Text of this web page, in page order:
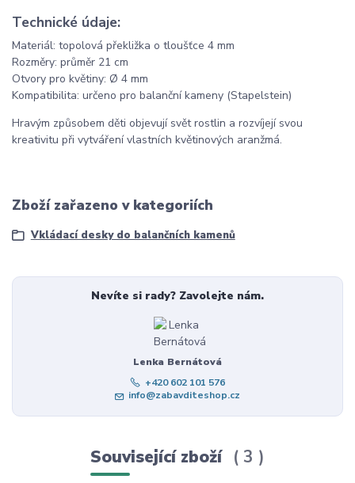
Technické údaje:
Materiál: topolová překližka o tloušťce 4 mm
Rozměry: průměr 21 cm
Otvory pro květiny: Ø 4 mm
Kompatibilita: určeno pro balanční kameny (Stapelstein)
Hravým způsobem děti objevují svět rostlin a rozvíjejí svou
kreativitu při vytváření vlastních květinových aranžmá.
Zboží zařazeno v kategoriích
Vkládací desky do balančních kamenů
Nevíte si rady? Zavolejte nám.
Lenka Bernátová
+420 602 101 576
info@zabavditeshop.cz
Související zboží 3